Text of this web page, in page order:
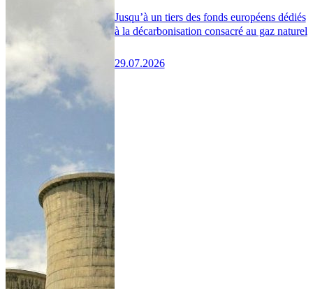
Jusqu’à un tiers des fonds européens dédiés
à la décarbonisation consacré au gaz naturel
29.07.2026